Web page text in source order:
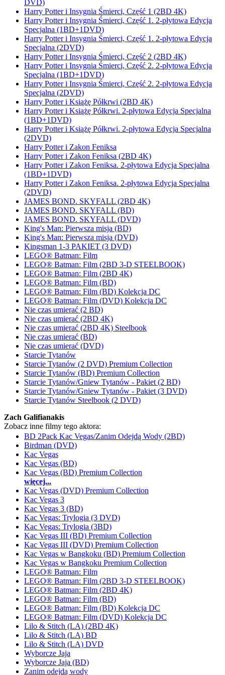
DVD)
Harry Potter i Insygnia Śmierci, Część 1 (2BD 4K)
Harry Potter i Insygnia Śmierci, Część 1. 2-płytowa Edycja
Specjalna (1BD+1DVD)
Harry Potter i Insygnia Śmierci, Część 1. 2-płytowa Edycja
Specjalna (2DVD)
Harry Potter i Insygnia Śmierci, Część 2 (2BD 4K)
Harry Potter i Insygnia Śmierci, Część 2. 2-płytowa Edycja
Specjalna (1BD+1DVD)
Harry Potter i Insygnia Śmierci, Część 2. 2-płytowa Edycja
Specjalna (2DVD)
Harry Potter i Książę Półkrwi (2BD 4K)
Harry Potter i Książę Półkrwi. 2-płytowa Edycja Specjalna
(1BD+1DVD)
Harry Potter i Książę Półkrwi. 2-płytowa Edycja Specjalna
(2DVD)
Harry Potter i Zakon Feniksa
Harry Potter i Zakon Feniksa (2BD 4K)
Harry Potter i Zakon Feniksa. 2-płytowa Edycja Specjalna
(1BD+1DVD)
Harry Potter i Zakon Feniksa. 2-płytowa Edycja Specjalna
(2DVD)
JAMES BOND. SKYFALL (2BD 4K)
JAMES BOND. SKYFALL (BD)
JAMES BOND. SKYFALL (DVD)
King's Man: Pierwsza misja (BD)
King's Man: Pierwsza misja (DVD)
Kingsman 1-3 PAKIET (3 DVD)
LEGO® Batman: Film
LEGO® Batman: Film (2BD 3-D STEELBOOK)
LEGO® Batman: Film (2BD 4K)
LEGO® Batman: Film (BD)
LEGO® Batman: Film (BD) Kolekcja DC
LEGO® Batman: Film (DVD) Kolekcja DC
Nie czas umierać (2 BD)
Nie czas umierać (2BD 4K)
Nie czas umierać (2BD 4K) Steelbook
Nie czas umierać (BD)
Nie czas umierać (DVD)
Starcie Tytanów
Starcie Tytanów (2 DVD) Premium Collection
Starcie Tytanów (BD) Premium Collection
Starcie Tytanów/Gniew Tytanów - Pakiet (2 BD)
Starcie Tytanów/Gniew Tytanów - Pakiet (3 DVD)
Starcie Tytanów Steelbook (2 DVD)
Zach Galifianakis
Zobacz inne filmy tego aktora:
BD 2Pack Kac Vegas/Zanim Odejdą Wody (2BD)
Birdman (DVD)
Kac Vegas
Kac Vegas (BD)
Kac Vegas (BD) Premium Collection
więcej...
Kac Vegas (DVD) Premium Collection
Kac Vegas 3
Kac Vegas 3 (BD)
Kac Vegas: Trylogia (3 DVD)
Kac Vegas: Trylogia (3BD)
Kac Vegas III (BD) Premium Collection
Kac Vegas III (DVD) Premium Collection
Kac Vegas w Bangkoku (BD) Premium Collection
Kac Vegas w Bangkoku Premium Collection
LEGO® Batman: Film
LEGO® Batman: Film (2BD 3-D STEELBOOK)
LEGO® Batman: Film (2BD 4K)
LEGO® Batman: Film (BD)
LEGO® Batman: Film (BD) Kolekcja DC
LEGO® Batman: Film (DVD) Kolekcja DC
Lilo & Stitch (LA) (2BD 4K)
Lilo & Stitch (LA) BD
Lilo & Stitch (LA) DVD
Wyborcze Jaja
Wyborcze Jaja (BD)
Zanim odejdą wody